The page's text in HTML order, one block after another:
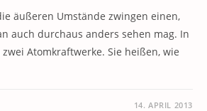
äußeren Umstände zwingen einen,
auch durchaus anders sehen mag. In
Atomkraftwerke. Sie heißen, wie
14. APRIL 2013